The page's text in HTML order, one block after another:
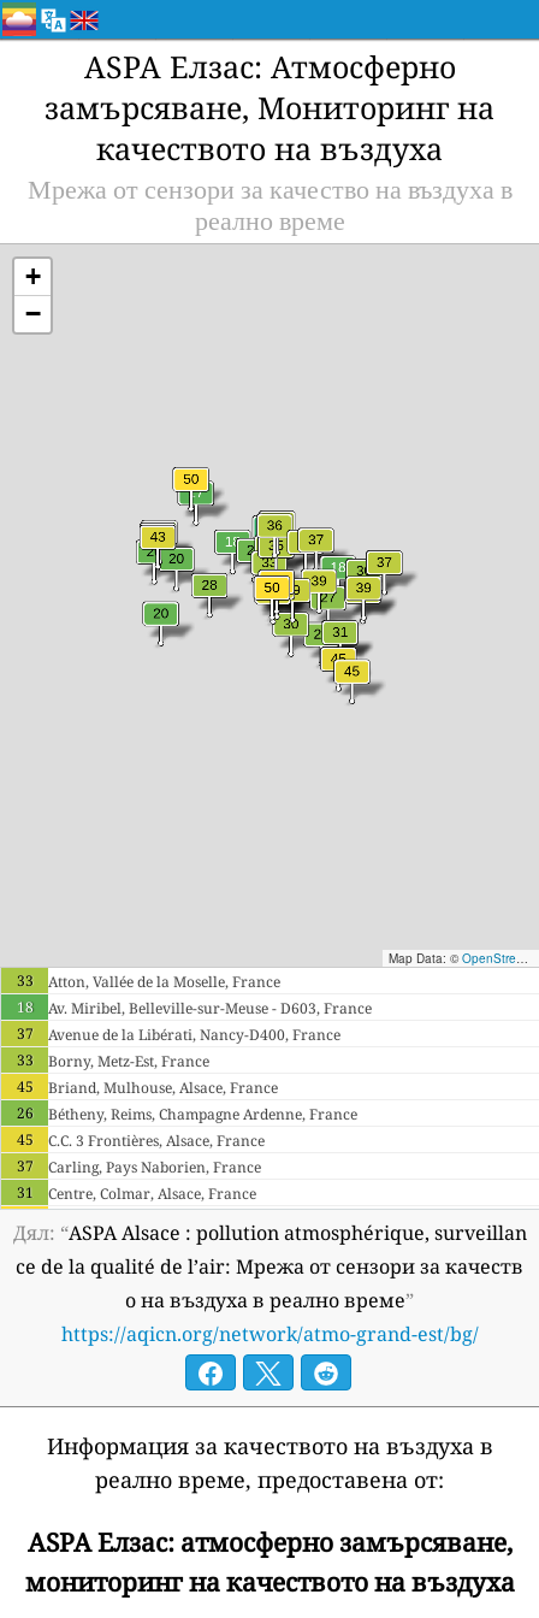
ASPA Елзас: Атмосферно
замърсяване, Мониторинг на
качеството на въздуха
Мрежа от сензори за качество на въздуха в
реално време
+
−
Map Data: © OpenStreetMap contributors
33
Atton, Vallée de la Moselle, France
18
Av. Miribel, Belleville-sur-Meuse - D603, France
37
Avenue de la Libérati, Nancy-D400, France
33
Borny, Metz-Est, France
45
Briand, Mulhouse, Alsace, France
26
Bétheny, Reims, Champagne Ardenne, France
45
C.C. 3 Frontières, Alsace, France
37
Carling, Pays Naborien, France
31
Centre, Colmar, Alsace, France
Charles III, Nancy-Centre, France
17
Charleville-Mézières, Champagne Ardenne, France
20
Châlons-en-Champagne, Champagne Ardenne, France
Clemenceau, Strasbourg, Alsace, France
Doumer, Reims, Champagne Ardenne, France
Epinal, Vallée de la Moyenne Moselle, France
Fléville, Nancy-Sud, France
37
Forbach-Centre, France
Garche, Thionville-Nord, France
Haguenau-Place marché aux bestiaux, GrandEst, France
43
Jean d'Aulan, Reims, Champagne Ardenne, France
Jonville, Plaine de Woëvre, France
20
La Tour, Troyes, Champagne Ardenne, France
Дял: “ASPA Alsace : pollution atmosphérique, surveillan
ce de la qualité de l’air: Мрежа от сензори за качеств
о на въздуха в реално време”
https://aqicn.org/network/atmo-grand-est/bg/
Информация за качеството на въздуха в
реално време, предоставена от:
ASPA Елзас: атмосферно замърсяване,
мониторинг на качеството на въздуха